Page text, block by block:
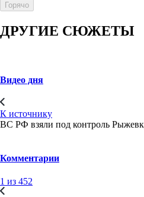
Горячо
ДРУГИЕ СЮЖЕТЫ
Видео дня
К источнику
ВС РФ взяли под контроль
Комментарии
1 из 452